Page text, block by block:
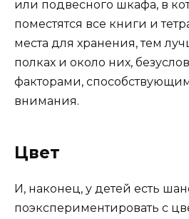
или подвесного шкафа, в
поместятся все книги и
места для хранения, тем
полках и около них,
факторами,
внимания.
Цвет
И, наконец, у детей есть
поэкспериментировать с